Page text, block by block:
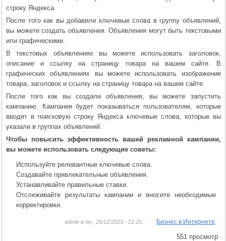
строку Яндекса.
После того как вы добавили ключевые слова в группу объявлений,
вы можете создать объявления. Объявления могут быть текстовыми
или графическими.
В текстовых объявлениях вы можете использовать заголовок,
описание и ссылку на страницу товара на вашем сайте. В
графических объявлениях вы можете использовать изображение
товара, заголовок и ссылку на страницу товара на вашем сайте.
После того как вы создали объявления, вы можете запустить
кампанию. Кампания будет показываться пользователям, которые
вводят в поисковую строку Яндекса ключевые слова, которые вы
указали в группах объявлений.
Чтобы повысить эффективность вашей рекламной кампании,
вы можете использовать следующие советы:
Используйте релевантные ключевые слова.
Создавайте привлекательные объявления.
Устанавливайте правильные ставки.
Отслеживайте результаты кампании и вносите необходимые
корректировки.
admin в пн., 25/12/2023 - 22:20. Бизнес в Интернете
551 просмотр